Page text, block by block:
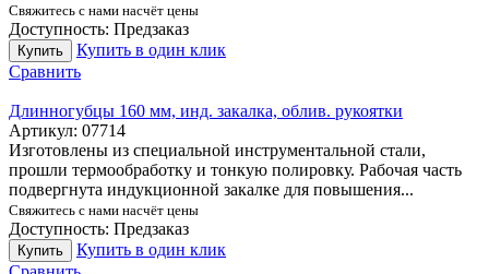
Свяжитесь с нами насчёт цены
Доступность: Предзаказ
Купить
Купить в один клик
Сравнить
Длинногубцы 160 мм, инд. закалка, облив. рукоятки
Артикул: 07714
Изготовлены из специальной инструментальной стали,
прошли термообработку и тонкую полировку. Рабочая часть
подвергнута индукционной закалке для повышения...
Свяжитесь с нами насчёт цены
Доступность: Предзаказ
Купить
Купить в один клик